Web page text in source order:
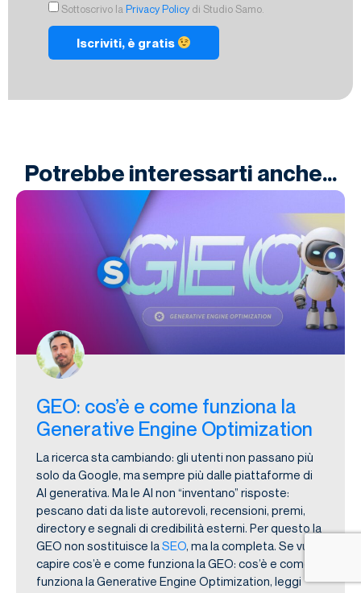
Sottoscrivo la Privacy Policy di Studio Samo.
Iscriviti, è gratis
Potrebbe interessarti anche...
GEO: cos’è e come funziona la
Generative Engine Optimization
La ricerca sta cambiando: gli utenti non passano più
solo da Google, ma sempre più dalle piattaforme di
AI generativa. Ma le AI non “inventano” risposte:
pescano dati da liste autorevoli, recensioni, premi,
directory e segnali di credibilità esterni. Per questo la
GEO non sostituisce laSEO, ma la completa. Se vuoi
capire cos’è e come funziona la GEO: cos’è e come
funziona la Generative Engine Optimization, leggi